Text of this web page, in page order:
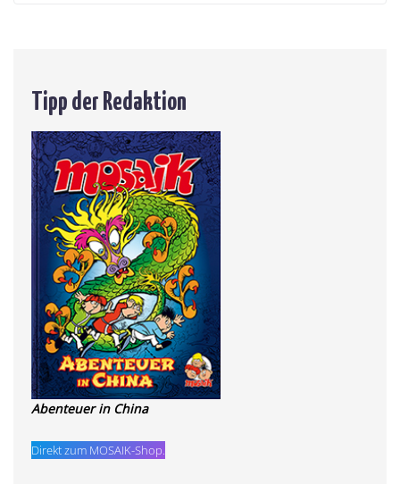
Tipp der Redaktion
Abenteuer in China
Direkt zum MOSAIK-Shop.